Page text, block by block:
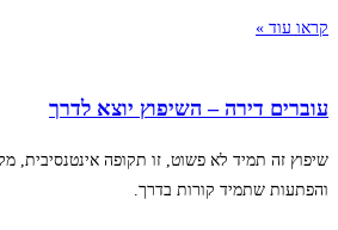
קראו עוד »
עוברים דירה – השיפוץ יוצא לדרך
שיפוץ זה תמיד לא פשוט, זו תקופה אינטנסיבית,
והפתעות שתמיד קורות בדרך.